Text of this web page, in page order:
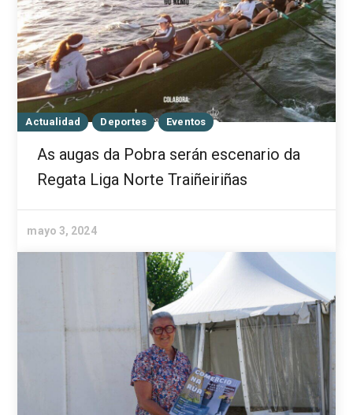
Actualidad Deportes Eventos
As augas da Pobra serán escenario da
Regata Liga Norte Traiñeiriñas
mayo 3, 2024